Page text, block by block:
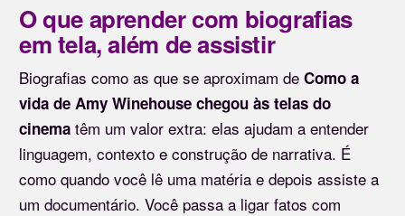
O que aprender com biografias
em tela, além de assistir
Biografias como as que se aproximam de Como a
vida de Amy Winehouse chegou às telas do
cinema têm um valor extra: elas ajudam a entender
linguagem, contexto e construção de narrativa. É
como quando você lê uma matéria e depois assiste a
um documentário. Você passa a ligar fatos com